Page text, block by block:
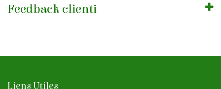
Feedback clienti
Liens Utiles